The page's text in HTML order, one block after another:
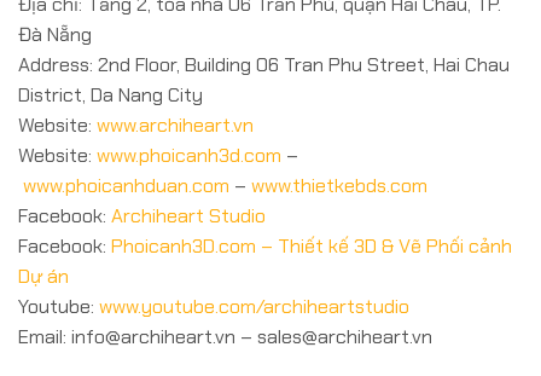
Đà Nẵng
Address: 2nd Floor, Building 06 Tran Phu Street, Hai Chau
District, Da Nang City
Website: www.archiheart.vn
Website: www.phoicanh3d.com –
www.phoicanhduan.com – www.thietkebds.com
Facebook: Archiheart Studio
Facebook: Phoicanh3D.com – Thiết kế 3D & Vẽ Phối cảnh
Dự án
Youtube: www.youtube.com/archiheartstudio
Email: info@archiheart.vn – sales@archiheart.vn